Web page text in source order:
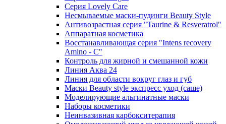
Cерия Lovely Care
Несмываемые маски-пудинги Beauty Style
Антивозрастная серия "Taurine & Resveratrol"
Аппаратная косметика
Восстанавливающая серия "Intens recovery
Amino - C"
Контроль для жирной и смешанной кожи
Линия Аква 24
Линия для области вокруг глаз и губ
Маски Beauty style экспресс уход (саше)
Моделирующие альгинатные маски
Наборы косметики
Неинвазивная карбокситерапия